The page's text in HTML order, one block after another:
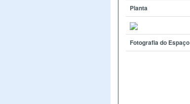
Planta
Fotografia do Espaço